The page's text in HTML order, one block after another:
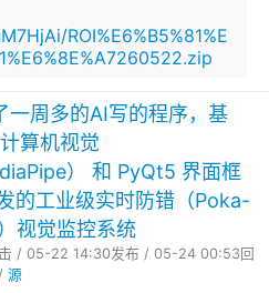
ROI%E6%B5%81%E
一周多的AI写的程序，基
算机视觉
） 和 PyQt5 界面框
的工业级实时防错（Poka-
视觉监控系统
/ 05-22 14:30发布 / 05-24 00:53回
源